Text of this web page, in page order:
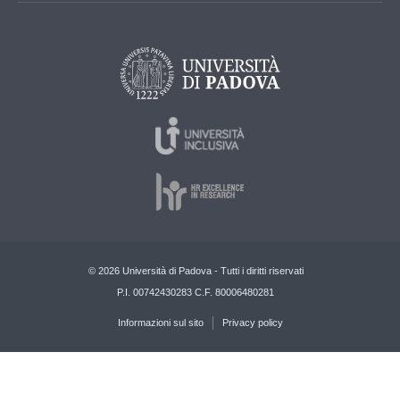
© 2026 Università di Padova - Tutti i diritti riservati
P.I. 00742430283 C.F. 80006480281
Informazioni sul sito Privacy policy